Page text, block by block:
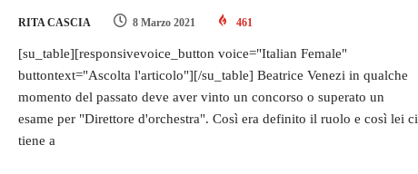
RITA CASCIA 8 Marzo 2021 461
[su_table][responsivevoice_button voice="Italian Female"
buttontext="Ascolta l'articolo"][/su_table] Beatrice Venezi in qualche
momento del passato deve aver vinto un concorso o superato un
esame per "Direttore d'orchestra". Così era definito il ruolo e così lei ci
tiene a